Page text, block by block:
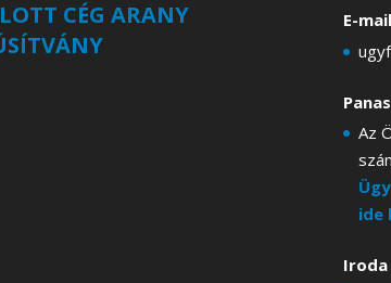
CÉG ARANY
E-
Az
ide
Iroda